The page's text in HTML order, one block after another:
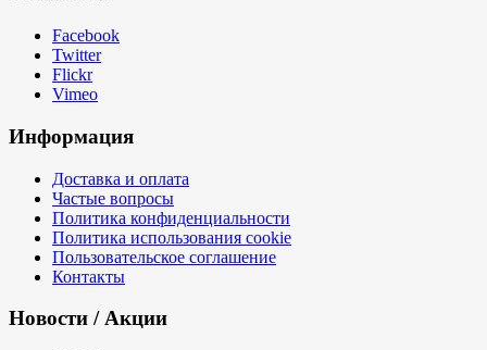
Facebook
Twitter
Flickr
Vimeo
Информация
Доставка и оплата
Частые вопросы
Политика конфиденциальности
Политика использования cookie
Пользовательское соглашение
Контакты
Новости / Акции